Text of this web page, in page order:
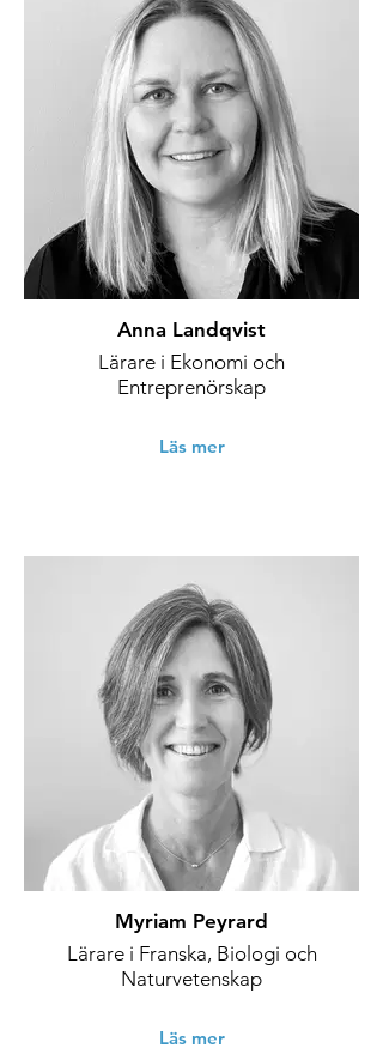
Anna Landqvist
Lärare i Ekonomi och
Entreprenörskap
Läs mer
Myriam Peyrard
Lärare i Franska, Biologi och
Naturvetenskap
Läs mer